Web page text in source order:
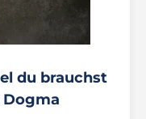
du brauchst
Dogma